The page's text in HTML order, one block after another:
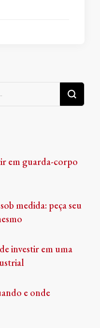
em guarda-corpo
medida: peça seu
investir em uma
e onde